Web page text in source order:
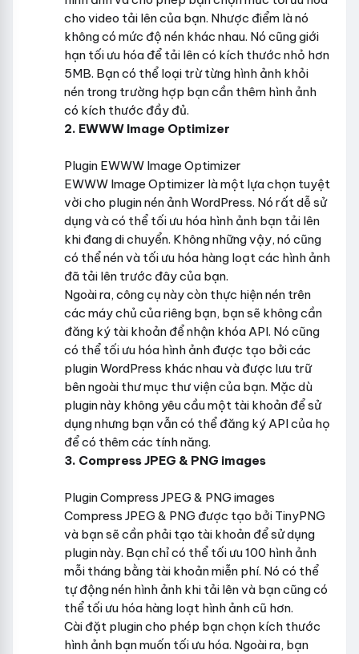
cho video tải lên của bạn. Nhược điểm là nó
không có mức độ nén khác nhau. Nó cũng giới
hạn tối ưu hóa để tải lên có kích thước nhỏ hơn
5MB. Bạn có thể loại trừ từng hình ảnh khỏi
nén trong trường hợp bạn cần thêm hình ảnh
có kích thước đầy đủ.
2. EWWW Image Optimizer
Plugin EWWW Image Optimizer
EWWW Image Optimizer là một lựa chọn tuyệt
vời cho plugin nén ảnh WordPress. Nó rất dễ sử
dụng và có thể tối ưu hóa hình ảnh bạn tải lên
khi đang di chuyển. Không những vậy, nó cũng
có thể nén và tối ưu hóa hàng loạt các hình ảnh
đã tải lên trước đây của bạn.
Ngoài ra, công cụ này còn thực hiện nén trên
các máy chủ của riêng bạn, bạn sẽ không cần
đăng ký tài khoản để nhận khóa API. Nó cũng
có thể tối ưu hóa hình ảnh được tạo bởi các
plugin WordPress khác nhau và được lưu trữ
bên ngoài thư mục thư viện của bạn. Mặc dù
plugin này không yêu cầu một tài khoản để sử
dụng nhưng bạn vẫn có thể đăng ký API của họ
để có thêm các tính năng.
3. Compress JPEG & PNG images
Plugin Compress JPEG & PNG images
Compress JPEG & PNG được tạo bởi TinyPNG
và bạn sẽ cần phải tạo tài khoản để sử dụng
plugin này. Bạn chỉ có thể tối ưu 100 hình ảnh
mỗi tháng bằng tài khoản miễn phí. Nó có thể
tự động nén hình ảnh khi tải lên và bạn cũng có
thể tối ưu hóa hàng loạt hình ảnh cũ hơn.
Cài đặt plugin cho phép bạn chọn kích thước
hình ảnh bạn muốn tối ưu hóa. Ngoài ra, bạn